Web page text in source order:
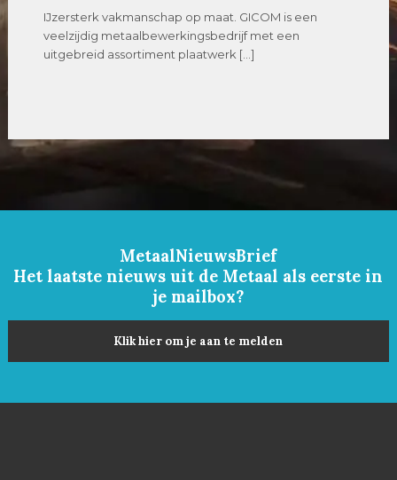
IJzersterk vakmanschap op maat. GICOM is een
veelzijdig metaalbewerkingsbedrijf met een
uitgebreid assortiment plaatwerk […]
MetaalNieuwsBrief
Het laatste nieuws uit de Metaal als eerste in
je mailbox?
Klik hier om je aan te melden